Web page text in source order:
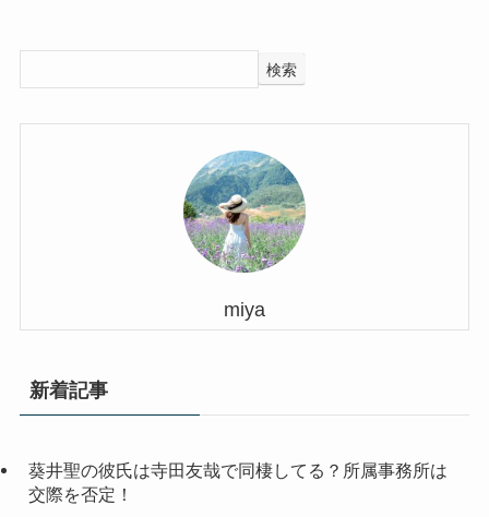
検索
miya
新着記事
葵井聖の彼氏は寺田友哉で同棲してる？所属事務所は
交際を否定！